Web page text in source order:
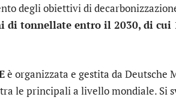
degli obiettivi di
di tonnellate entro il 2030, di
è organizzata e gestita da Deutsche
le principali a livello mondiale. Si